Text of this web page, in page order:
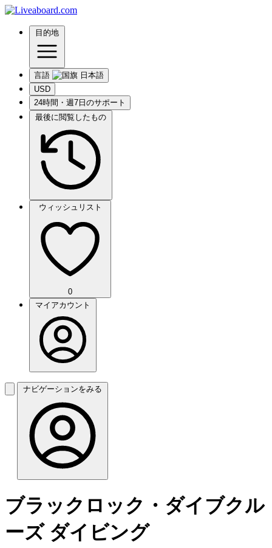
目的地
言語
USD
24時間・週7日のサポート
最後に閲覧したもの
ウィッシュリスト
0
マイアカウント
ナビゲーションをみる
ブラックロック・ダイブクル
ーズ ダイビング